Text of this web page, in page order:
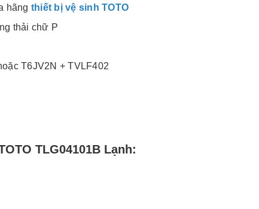
hãng thiết bị vệ sinh TOTO
thải chữ P
T6JV2N + TVLF402
TLG04101B Lạnh: